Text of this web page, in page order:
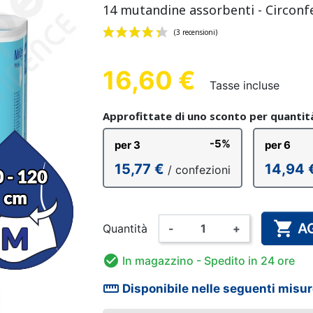
COTONE MUTANDINA DI FISSAGGIO
GUANTO SANITARIO
ED
E DELLE SUPERFICI
A
MUTANDINA IN PLASTICA
BAMBINO
BAGNO
BAMBINO
14 mutandine assorbenti -
(3 recensioni)
16,60 € Tasse incluse
Approfittate di uno sconto per
per 3 -5%
15,77 € / confezioni
per 6
14,94
Quantità - + 
 In magazzino - Spedito in 24 ore
straighten Disponibile nelle seguenti